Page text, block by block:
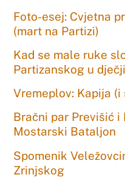
Foto-esej: Cvjetna
(mart na Partizi)
Kad se male ruke
Partizanskog u
Vremeplov: Kapija
Bračni par Previšić i
Mostarski Bataljon
Spomenik
Zrinjskog